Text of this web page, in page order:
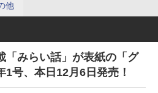
他
「みらい話」が表紙の「グ
1号、本日12月6日発売！